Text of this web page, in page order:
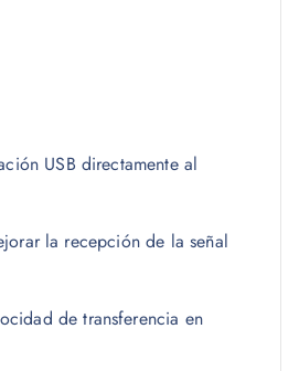
USB directamente al
la recepción de la señal
de transferencia en